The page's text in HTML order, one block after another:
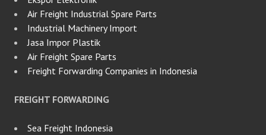
Air Freight Industrial Spare Parts
Industrial Machinery Import
Jasa Impor Plastik
Air Freight Spare Parts
Freight Forwarding Companies in Indonesia
FREIGHT FORWARDING
Sea Freight Indonesia